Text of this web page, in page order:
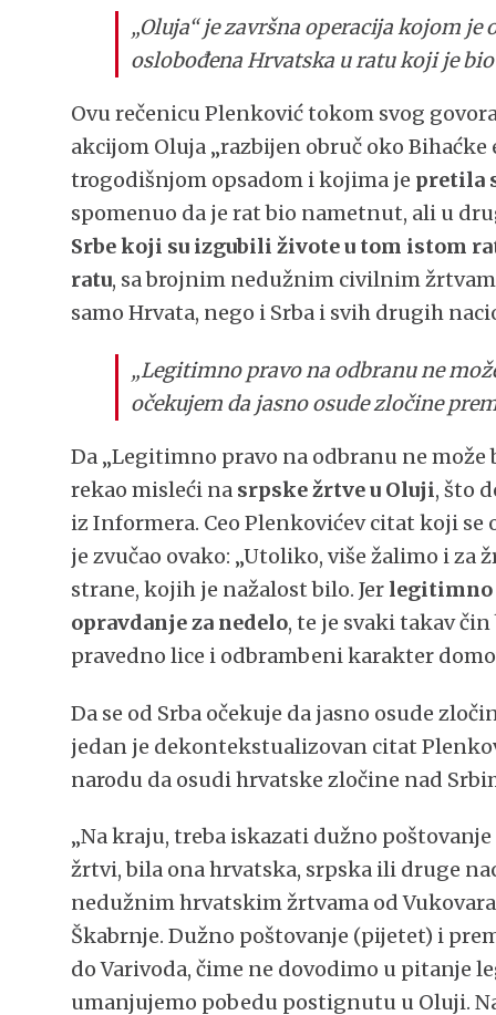
„Oluja“ je završna operacija kojom
oslobođena Hrvatska u ratu koji je
Ovu rečenicu Plenković tokom svog
akcijom Oluja „razbijen obruč oko
trogodišnjom opsadom i kojima je pretila
spomenuo da je rat bio nametnut, ali u
Srbe koji su izgubili živote u tom istom
ratu, sa brojnim nedužnim civilnim
samo Hrvata, nego i Srba i svih drugih
„Legitimno pravo na odbranu ne
očekujem da jasno osude zločine
Da „Legitimno pravo na odbranu ne
rekao misleći na srpske žrtve u Oluji, što
iz Informera. Ceo Plenkovićev citat koji
je zvučao ovako: „Utoliko, više žalimo i
strane, kojih je nažalost bilo. Jer legitimno
opravdanje za nedelo, te je svaki takav
pravedno lice i odbrambeni karakter
Da se od Srba očekuje da jasno osude
jedan je dekontekstualizovan citat
narodu da osudi hrvatske zločine nad
„Na kraju, treba iskazati dužno
žrtvi, bila ona hrvatska, srpska ili druge
nedužnim hrvatskim žrtvama od
Škabrnje. Dužno poštovanje (pijetet) i
do Varivoda, čime ne dovodimo u
umanjujemo pobedu postignutu u Oluji.